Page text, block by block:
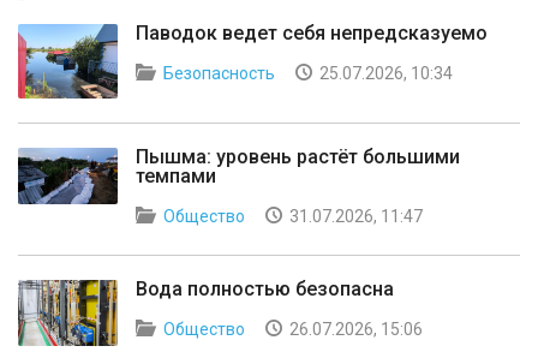
Паводок ведет себя непредсказуемо
Безопасность 25.07.2026, 10:34
Пышма: уровень растёт большими
темпами
Общество 31.07.2026, 11:47
Вода полностью безопасна
Общество 26.07.2026, 15:06